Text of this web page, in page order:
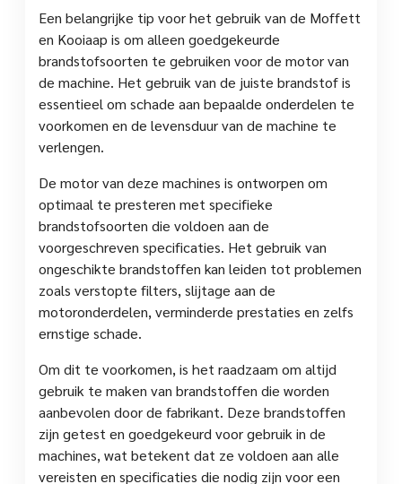
Een belangrijke tip voor het gebruik van de Moffett
en Kooiaap is om alleen goedgekeurde
brandstofsoorten te gebruiken voor de motor van
de machine. Het gebruik van de juiste brandstof is
essentieel om schade aan bepaalde onderdelen te
voorkomen en de levensduur van de machine te
verlengen.
De motor van deze machines is ontworpen om
optimaal te presteren met specifieke
brandstofsoorten die voldoen aan de
voorgeschreven specificaties. Het gebruik van
ongeschikte brandstoffen kan leiden tot problemen
zoals verstopte filters, slijtage aan de
motoronderdelen, verminderde prestaties en zelfs
ernstige schade.
Om dit te voorkomen, is het raadzaam om altijd
gebruik te maken van brandstoffen die worden
aanbevolen door de fabrikant. Deze brandstoffen
zijn getest en goedgekeurd voor gebruik in de
machines, wat betekent dat ze voldoen aan alle
vereisten en specificaties die nodig zijn voor een